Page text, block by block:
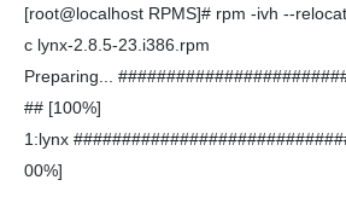
[root@localhost RPMS]# rpm -ivh --
c lynx-2.8.5-23.i386.rpm
Preparing...
## [100%]
1:lynx
00%]